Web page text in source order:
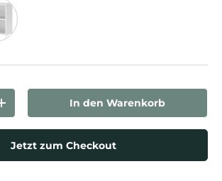
Menge erhöhenIn den Warenkorb
Jetzt zum Checkout